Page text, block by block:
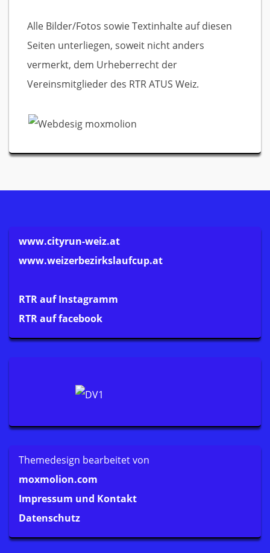
Alle Bilder/Fotos sowie Textinhalte auf diesen
Seiten unterliegen, soweit nicht anders
vermerkt, dem Urheberrecht der
Vereinsmitglieder des RTR ATUS Weiz.
www.cityrun-weiz.at
www.weizerbezirkslaufcup.at
RTR auf Instagramm
RTR auf facebook
Themedesign bearbeitet von
moxmolion.com
Impressum und Kontakt
Datenschutz